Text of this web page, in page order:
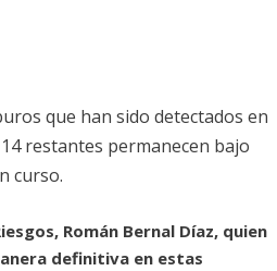
que han sido detectados en
restantes permanecen bajo
curso.
Román Bernal Díaz, quien
definitiva en estas